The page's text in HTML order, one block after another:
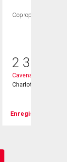
Copropriété
2 350
Cavenaccessible
Charlottetown, PE
Enregistrer